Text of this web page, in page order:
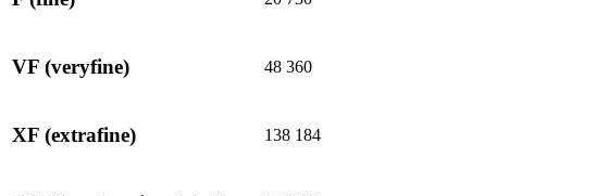
VF (veryfine) 48 360
XF (extrafine) 138 184